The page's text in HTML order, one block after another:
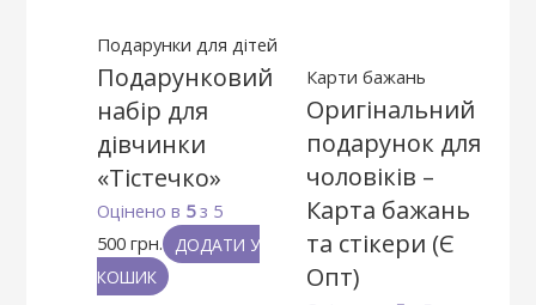
Подарунки для дітей
Подарунковий
набір для
дівчинки
«Тістечко»
Оцінено в 5з 5
500 грн.
ДОДАТИ У
КОШИК
Карти бажань
Оригінальний
подарунок для
чоловіків –
Карта бажань
та стікери (Є
Опт)